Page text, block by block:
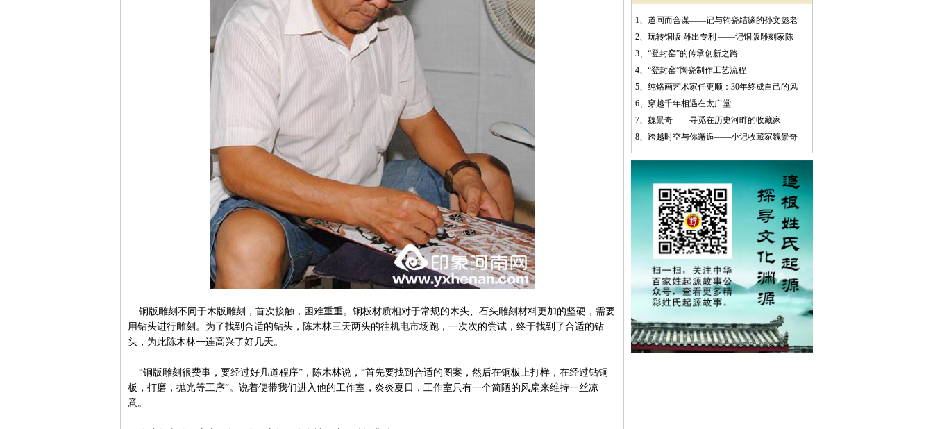
1、 道同而合谋——记与钧瓷结缘的孙文彪老
2、 玩转铜版 雕出专利 ——记铜版雕刻家陈
3、 “登封窑”的传承创新之路
4、 “登封窑”陶瓷制作工艺流程
5、 纯烙画艺术家任更顺：30年终成自己的风
6、 穿越千年相遇在太广堂
7、 魏景奇——寻觅在历史河畔的收藏家
8、 跨越时空与你邂逅——小记收藏家魏景奇
铜版雕刻不同于木版雕刻，首次接触，困难重重。铜板材质相对于常规的木头、石头雕刻材料更加的坚硬，需要
用钻头进行雕刻。为了找到合适的钻头，陈木林三天两头的往机电市场跑，一次次的尝试，终于找到了合适的钻
头，为此陈木林一连高兴了好几天。
“铜版雕刻很费事，要经过好几道程序”，陈木林说，“首先要找到合适的图案，然后在铜板上打样，在经过钻铜
板，打磨，抛光等工序”。说着便带我们进入他的工作室，炎炎夏日，工作室只有一个简陋的风扇来维持一丝凉
意。